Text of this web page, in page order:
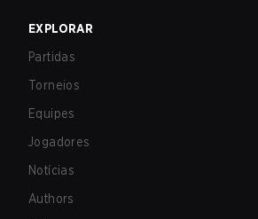
EXPLORAR
Partidas
Torneios
Equipes
Jogadores
Notícias
Authors